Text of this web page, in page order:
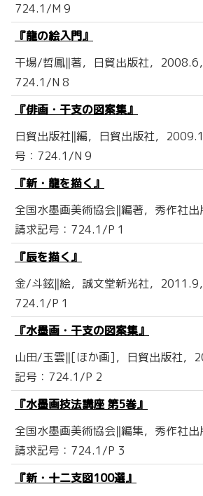
724.1/M 9
『龍の絵入門』
干場/哲鳳‖著，日貿出版社，2008.6
724.1/N 8
『俳画・干支の図案集』
日貿出版社‖編，日貿出版社，
号：724.1/N 9
『新・龍を描く』
全国水墨画美術協会‖編著，秀作社
請求記号：724.1/P 1
『辰を描く』
金/斗鉉‖絵，誠文堂新光社，2011.9
724.1/P 1
『水墨画・干支の図案集』
山田/玉雲‖[ほか画]，日貿出版社，
記号：724.1/P 2
『水墨画技法講座 第5巻』
全国水墨画美術協会‖編集，秀作社
請求記号：724.1/P 3
『新・十二支図100選』